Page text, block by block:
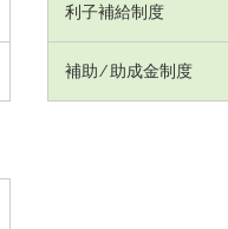
利子補給制度
補助 ⁄ 助成金制度